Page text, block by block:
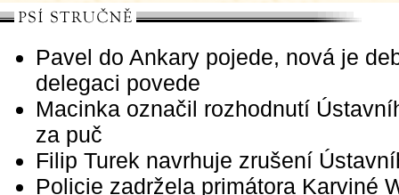
Pavel do Ankary pojede, nová je
delegaci povede
Macinka označil rozhodnutí
za puč
Filip Turek navrhuje zrušení
Policie zadržela primátora Karviné